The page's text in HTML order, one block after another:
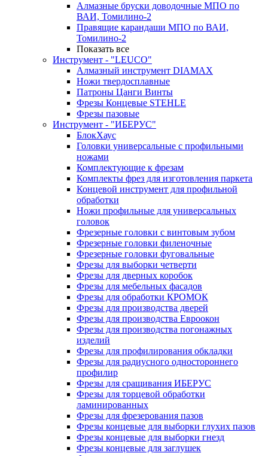
Алмазные бруски доводочные МПО по
ВАИ, Томилино-2
Правящие карандаши МПО по ВАИ,
Томилино-2
Показать все
Инструмент - "LEUCO"
Алмазный инструмент DIAMAX
Ножи твердосплавные
Патроны Цанги Винты
Фрезы Концевые STEHLE
Фрезы пазовые
Инструмент - "ИБЕРУС"
БлокХаус
Головки универсальные с профильными
ножами
Комплектующие к фрезам
Комплекты фрез для изготовления паркета
Концевой инструмент для профильной
обработки
Ножи профильные для универсальных
головок
Фрезерные головки с винтовым зубом
Фрезерные головки филеночные
Фрезерные головки фуговальные
Фрезы для выборки четверти
Фрезы для дверных коробок
Фрезы для мебельных фасадов
Фрезы для обработки КРОМОК
Фрезы для производства дверей
Фрезы для производства Евроокон
Фрезы для производства погонажных
изделий
Фрезы для профилирования обкладки
Фрезы для радиусного одностороннего
профилир
Фрезы для сращивания ИБЕРУС
Фрезы для торцевой обработки
ламинированных
Фрезы для фрезерования пазов
Фрезы концевые для выборки глухих пазов
Фрезы концевые для выборки гнезд
Фрезы концевые для заглушек